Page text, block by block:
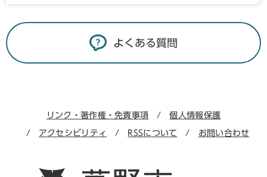
よくある質問
リンク・著作権・免責事項 個人情報保護
アクセシビリティ RSSについて お問い合わせ